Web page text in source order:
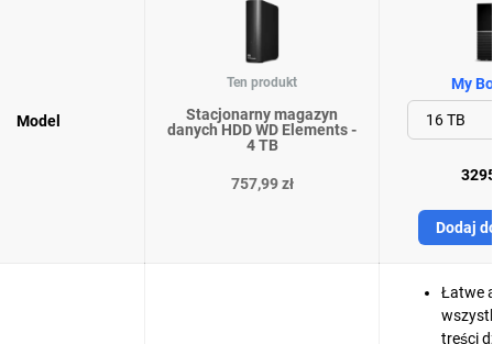
Model
Ten produkt
Stacjonarny magazyn
danych HDD WD Elements -
4 TB
757,99 zł
My
Dodaj
Łatwe
treści